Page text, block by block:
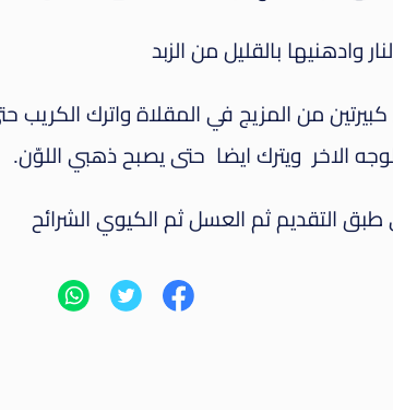
وادهنيها بالقليل من الزبد
من المزيج في المقلاة واترك
الاخر ويترك ايضا حتى يصبح ذهبي اللوّن.
التقديم ثم العسل ثم الكيوي الشرائح